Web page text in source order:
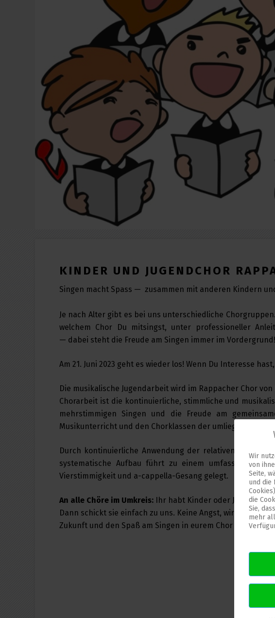
KINDER UND JUGENDCHOR
Singen macht Spass — zusammen mit anderen Kindern
Je nach Alter gibt es bei uns unterschiedliche
welchem Chor Du mitsingst, unter professioneller
— dabei steht die Freude am Singen immer im Vordergrund!
Am 21. Juni 2023 geht es wieder los! Wenn Du Interesse
Die musikalische Jugendarbeit wird im Rappacher Chor
Chorarbeit ist die kontinuierliche, stimmliche und
mehrstimmigen Singen und die Freude am
Musikunterricht und den Chorklassen der umliegenden
‍Durch kontinuierliche Anwendung der relativen
systematische Aufbau führt zu einem umfassenden
Vierstimmigkeit und a-cappella-Gesang gelegt.
An alle Chöre im Umkreis: Ihr habt Kinder oder
Dann schickt sie einfach zu uns. Keine Angst, wir wollen
Zukunft und den Spaß am Singen in eurem Chor zu
Wir
von
Seite,
und die
die
Sie,
mehr